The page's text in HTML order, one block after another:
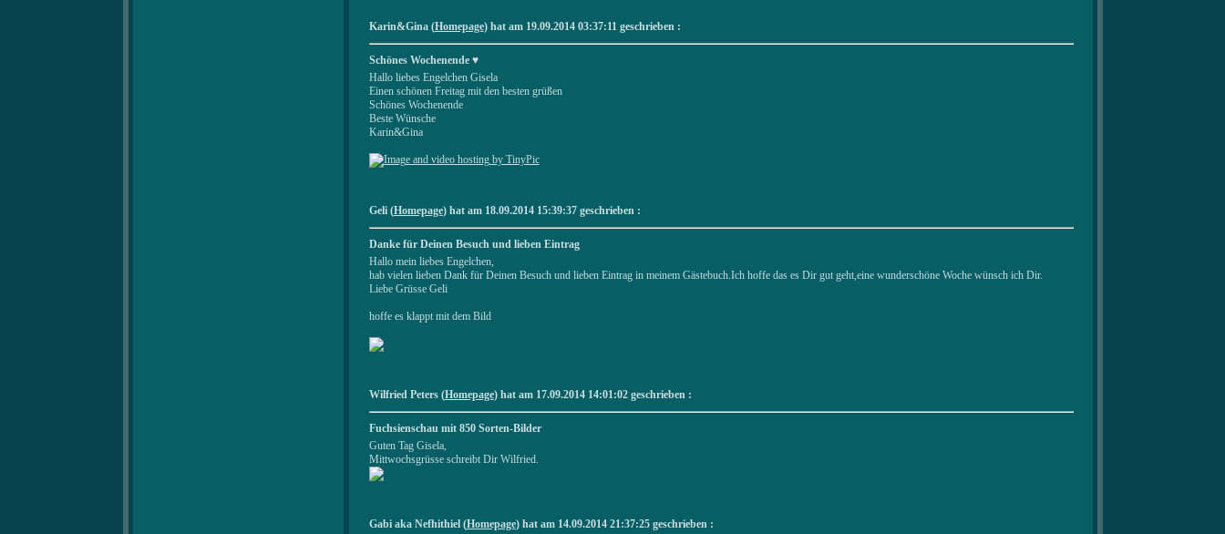
Karin&Gina (Homepage) hat am 19.09.2014 03:37:11 geschrieben :
Schönes Wochenende ♥
Hallo liebes Engelchen Gisela
Einen schönen Freitag mit den besten grüßen
Schönes Wochenende
Beste Wünsche
Karin&Gina
Geli (Homepage) hat am 18.09.2014 15:39:37 geschrieben :
Danke für Deinen Besuch und lieben Eintrag
Hallo mein liebes Engelchen,
hab vielen lieben Dank für Deinen Besuch und lieben Eintrag in meinem Gästebuch.Ich hoffe das es Dir gut geht,eine wunderschöne Woche wünsch ich Dir.
Liebe Grüsse Geli
hoffe es klappt mit dem Bild
Wilfried Peters (Homepage) hat am 17.09.2014 14:01:02 geschrieben :
Fuchsienschau mit 850 Sorten-Bilder
Guten Tag Gisela,
Mittwochsgrüsse schreibt Dir Wilfried.
Gabi aka Nefhithiel (Homepage) hat am 14.09.2014 21:37:25 geschrieben :